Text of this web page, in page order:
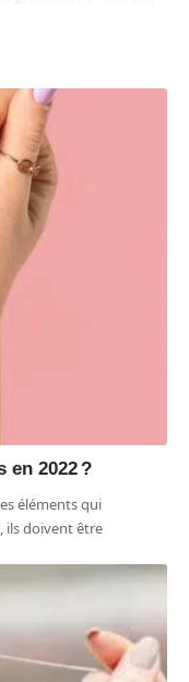
en 2022 ?
éléments qui
ils doivent être